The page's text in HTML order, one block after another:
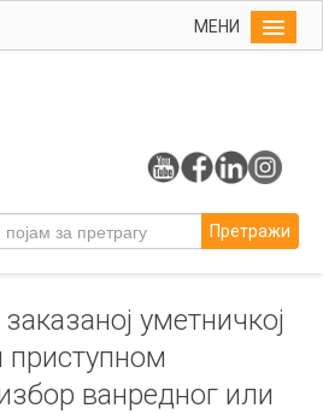
МЕНИ
уметност
Претражи
уметничкој
приступном
ванредног или